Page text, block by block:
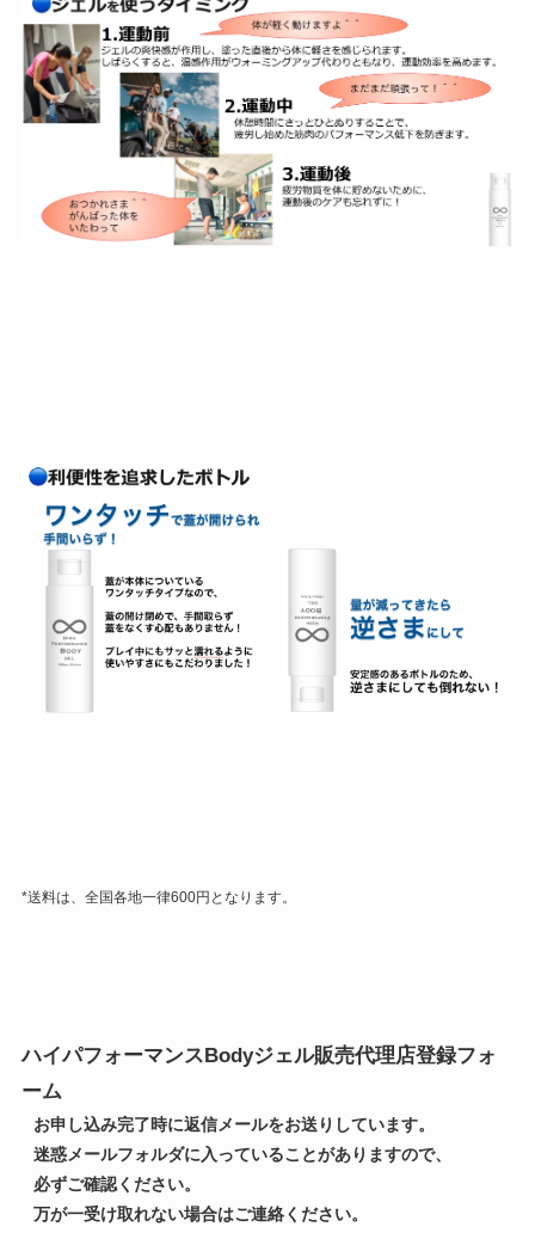
*送料は、全国各地一律600円となります。
ハイパフォーマンスBodyジェル販売代理店登録フォ
ーム
お申し込み完了時に返信メールをお送りしています。
迷惑メールフォルダに入っていることがありますので、
必ずご確認ください。
万が一受け取れない場合はご連絡ください。